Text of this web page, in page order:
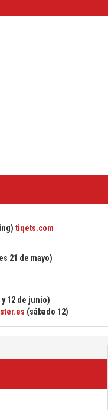
tiqets.com
21 de mayo)
y 12 de junio)
(sábado 12)